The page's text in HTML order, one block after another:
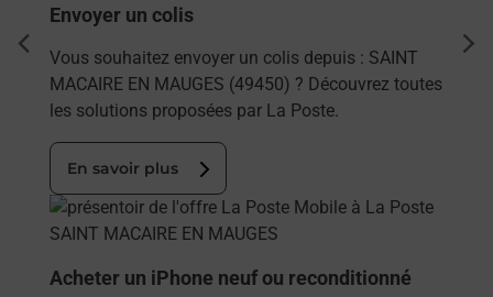
Envoyer un colis
Vous souhaitez envoyer un colis depuis : SAINT
MACAIRE EN MAUGES (49450) ? Découvrez toutes
les solutions proposées par La Poste.
En savoir plus
En savoir plus
Acheter un iPhone neuf ou reconditionné